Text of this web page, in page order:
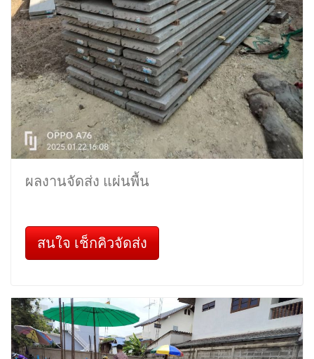
ผลงานจัดส่ง แผ่นพื้น
สนใจ เช็กคิวจัดส่ง